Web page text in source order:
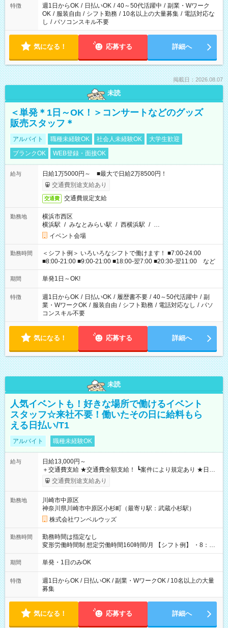
特徴 週1日からOK / 日払いOK / 40～50代活躍中 / 副業・Wワーク
OK / 服装自由 / シフト勤務 / 10名以上の大量募集 / 電話対応な
し / パソコンスキル不要
気になる！ 応募する 詳細へ
掲載日：2026.08.07
未読
＜単発＊1日～OK！＞コンサートなどのグッズ
販売スタッフ＊
アルバイト 職種未経験OK 社会人未経験OK
大学生歓迎
ブランクOK
WEB登録・面接OK
給与
日給1万5000円～ ■最大で日給2万8500円！
交通費別途支給あり
交通費 交通費規定支給
勤務地
横浜市西区
横浜駅 / みなとみらい駅 / 西横浜駅 / …
イベント会場
勤務時間
＜シフト例＞ いろいろなシフトで働けます！ ■7:00-24:00
■8:00-21:00 ■9:00-21:00 ■18:00-翌7:00 ■20:30-翌11:00 など
期間 単発1日～OK!
特徴 週1日からOK / 日払いOK / 履歴書不要 / 40～50代活躍中 / 副
業・WワークOK / 服装自由 / シフト勤務 / 電話対応なし / パソ
コンスキル不要
気になる！ 応募する 詳細へ
未読
人気イベントも！好きな場所で働けるイベント
スタッフ☆来社不要！働いたその日に給料もら
える日払い/T1
アルバイト 職種未経験OK
給与
日給13,000円～
＋交通費支給 ★交通費全額支給！ ┗案件により規定あり ★日払
いOK！（規定あり） ┗働いたその日に現金GET♪ お仕事後はコ
ンビニATMから 日払い分を引き落とせます！ 【試用期間】試
交通費別途支給あり
勤務地
川崎市中原区
神奈川県川崎市中原区小杉町（最寄り駅：武蔵小杉駅）
株式会社ワンベルウッズ
勤務時間
勤務時間は指定なし
変形労働時間制 想定労働時間160時間/月 【シフト例】 ・8：00
～21：00
期間 単発・1日のみOK
特徴
週1日からOK / 日払いOK / 副業・WワークOK / 10名以上の大量
募集
気になる！ 応募する 詳細へ